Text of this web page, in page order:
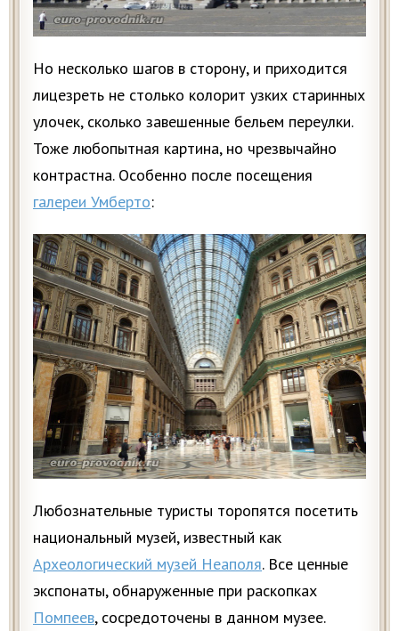
Но несколько шагов в сторону, и приходится
лицезреть не столько колорит узких старинных
улочек, сколько завешенные бельем переулки.
Тоже любопытная картина, но чрезвычайно
контрастна. Особенно после посещения
галереи Умберто:
Любознательные туристы торопятся посетить
национальный музей, известный как
Археологический музей Неаполя. Все ценные
экспонаты, обнаруженные при раскопках
Помпеев, сосредоточены в данном музее.